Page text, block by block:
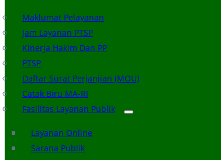
Maklumat Pelayanan
Jam Layanan PTSP
Kinerja Hakim Dan PP
PTSP
Daftar Surat Perjanjian (MOU)
Catak Biru MA-RI
Fasilitas Layanan Publik
Layanan Online
Sarana Publik